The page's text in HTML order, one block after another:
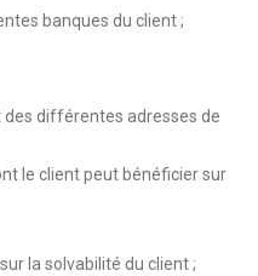
banques du client ;
des différentes adresses de
le client peut bénéficier sur
la solvabilité du client ;